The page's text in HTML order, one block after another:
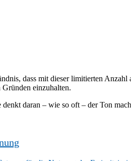
dass mit dieser limitierten
einzuhalten.
daran – wie so oft – der Ton